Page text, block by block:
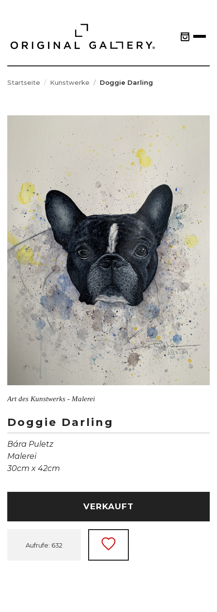
Startseite Kunstwerke Doggie Darling
Art des Kunstwerks - Malerei
Doggie Darling
Bára Puletz
Malerei
30cm x 42cm
VERKAUFT
Aufrufe: 632